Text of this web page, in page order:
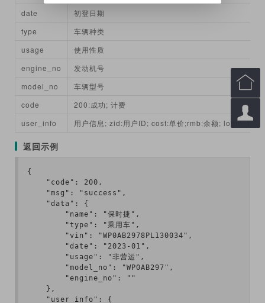
date
初登日期
type
车辆种类
usage
使用性质
engine_no
发动机号
model_no
车辆型号
code
200:成功; 计费
user_info
用户信息; zid:用户ID; cost:单价;rmb:余额;
返回示例
{
    "code": 200,
    "msg": "success",
    "data": {
        "name": "保时捷",
        "type": "乘用车",
        "vin": "WP0AB2978PL130034",
        "date": "2023-01",
        "usage": "非营运",
        "model_no": "WP0AB297",
        "engine_no": ""
    },
    "user_info": {

